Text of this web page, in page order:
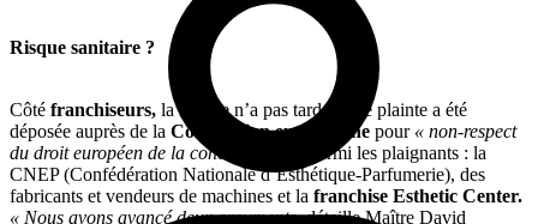
Risque sanitaire ?
Côté franchiseurs, la riposte n’a pas tardé. Une plainte a été
déposée auprès de la Commission européenne pour « non-respect
du droit européen de la concurrence
. Parmi les plaignants : la
CNEP (Confédération Nationale d’Esthétique-Parfumerie), des
fabricants et vendeurs de machines et la franchise Esthetic Center.
« Nous avons avancé deux arguments, détaille Maître David